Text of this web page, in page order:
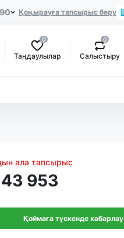
Қоңырауға тапсырыс беру
0
Таңдаулылар
0
Салыстыру
ала тапсырыс
953
Қоймаға түскенде хабарлау